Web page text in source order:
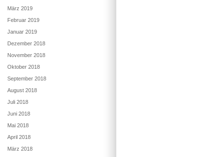
März 2019
Februar 2019
Januar 2019
Dezember 2018
November 2018
Oktober 2018
September 2018
August 2018
Juli 2018
Juni 2018
Mai 2018
April 2018
März 2018